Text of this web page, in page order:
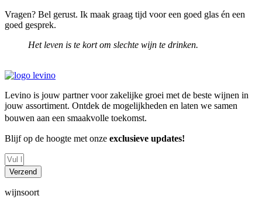
Vragen? Bel gerust. Ik maak graag tijd voor een goed glas én een
goed gesprek.
Het leven is te kort om slechte wijn te drinken.
Levino is jouw partner voor zakelijke groei met de beste wijnen in
jouw assortiment. Ontdek de mogelijkheden en laten we samen
bouwen aan een smaakvolle toekomst.
Blijf op de hoogte met onze exclusieve updates!
Verzend
wijnsoort